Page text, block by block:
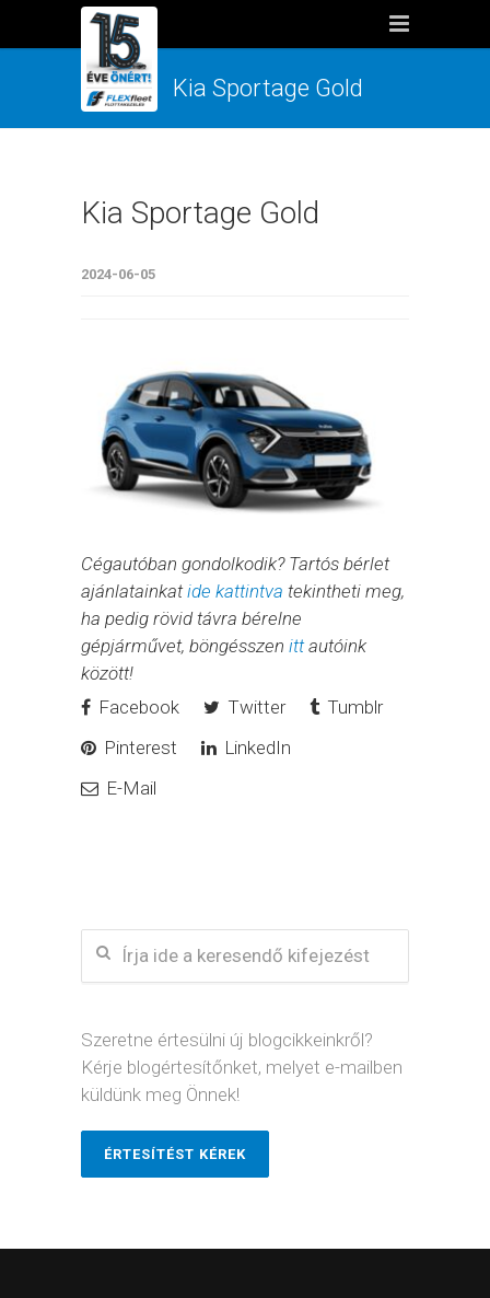
Kia Sportage Gold
Kia Sportage Gold
2024-06-05
Cégautóban gondolkodik? Tartós bérlet
ajánlatainkatide kattintva tekintheti meg,
ha pedig rövid távra bérelne
gépjárművet, böngésszen ittautóink
között!
Facebook
Twitter
Tumblr
Pinterest
LinkedIn
E-Mail
Szeretne értesülni új blogcikkeinkről?
Kérje blogértesítőnket, melyet e-mailben
küldünk meg Önnek!
ÉRTESÍTÉST KÉREK